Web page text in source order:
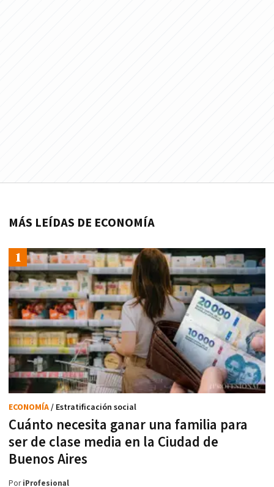
MÁS LEÍDAS DE ECONOMÍA
Cuánto necesita ganar una familia para
ser de clase media en la Ciudad de
Buenos Aires
ECONOMÍA/ Estratificación social
PoriProfesional